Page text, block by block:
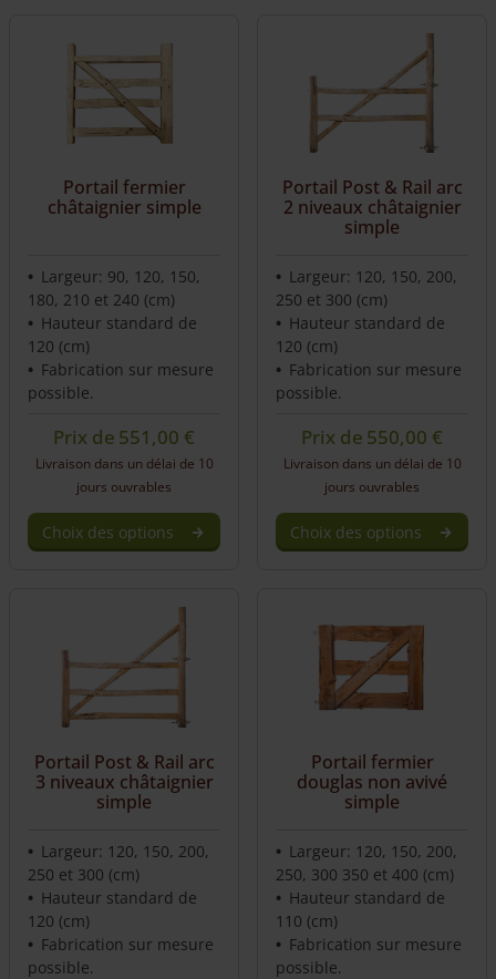
Portail fermier
châtaignier simple
Largeur: 90, 120, 150,
180, 210 et 240 (cm)
Hauteur standard de
120 (cm)
Fabrication sur mesure
possible.
Prix de 551,00€
Livraison dans un délai de 10
jours ouvrables
Choix des options
Portail Post & Rail arc
2 niveaux châtaignier
simple
Largeur: 120, 150, 200,
250 et 300 (cm)
Hauteur standard de
120 (cm)
Fabrication sur mesure
possible.
Prix de 550,00€
Livraison dans un délai de 10
jours ouvrables
Choix des options
Portail Post & Rail arc
3 niveaux châtaignier
simple
Largeur: 120, 150, 200,
250 et 300 (cm)
Hauteur standard de
120 (cm)
Fabrication sur mesure
possible.
Portail fermier
douglas non avivé
simple
Largeur: 120, 150, 200,
250, 300 350 et 400 (cm)
Hauteur standard de
110 (cm)
Fabrication sur mesure
possible.